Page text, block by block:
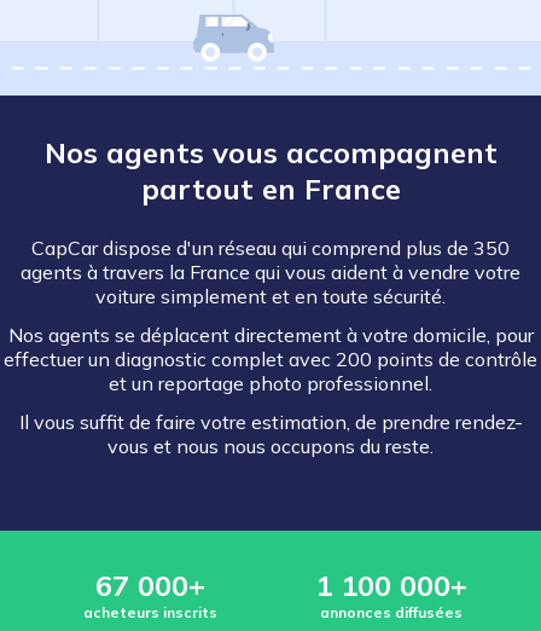
Nos agents vous accompagnent
partout en France
CapCar dispose d'un réseau qui comprend plus de 350
agents à travers la France qui vous aident à vendre votre
voiture simplement et en toute sécurité.
Nos agents se déplacent directement à votre domicile, pour
effectuer un diagnostic complet avec 200 points de contrôle
et un reportage photo professionnel.
Il vous suffit de faire votre estimation, de prendre rendez-
vous et nous nous occupons du reste.
67 000+
acheteurs inscrits
1 100 000+
annonces diffusées